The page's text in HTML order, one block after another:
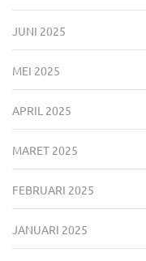
JUNI 2025
MEI 2025
APRIL 2025
MARET 2025
FEBRUARI 2025
JANUARI 2025